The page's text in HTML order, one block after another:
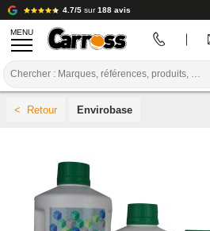
4.7/5 sur188 avis
MENU
PREPARATION / PEINTURE / FINITION
CONSOMMABLE CARROSSERIE
Envirobase